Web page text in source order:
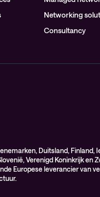
Networking
Consultancy
Duitsland, Finland,
Verenigd Koninkrijk en
Europese leverancier van